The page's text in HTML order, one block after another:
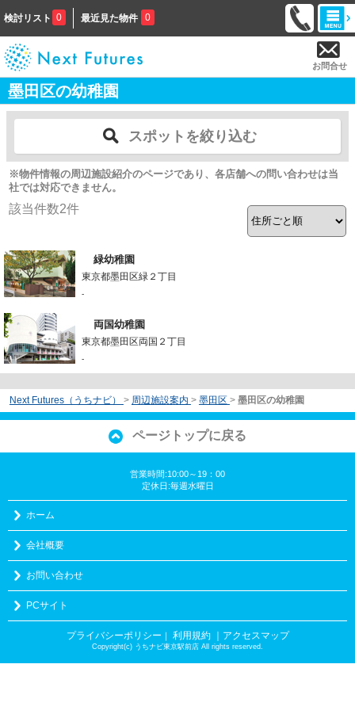
検討リスト 0 最近見た物件 0
お問合せ
墨田区の幼稚園
スポットを絞り込む
※物件情報の周辺施設紹介のページであり、各店舗への問い合わせは当
社では対応できません。
該当件数2件
緑幼稚園
東京都墨田区緑２丁目
-
両国幼稚園
東京都墨田区両国２丁目
-
Next Futures（うちナビ） > 周辺施設案内 > 墨田区 > 墨田区の幼稚園
ページトップに戻る
営業時間:10:00～19：00
定休日:毎週水曜日
ホーム
会社概要
お問い合わせ
PCサイト
プライバシーポリシー ｜ 利用規約 ｜アクセスマップ
Copyright(c) うちナビ東京駅前店 All rights reserved.